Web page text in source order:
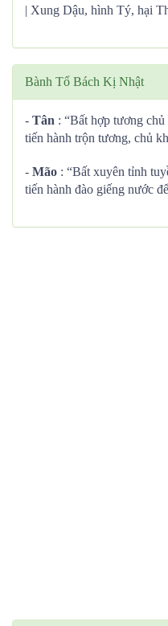
| Xung Dậu, hình Tý, hại
Bành Tổ Bách Kị Nhật
- Tân : “Bất hợp tương
tiến hành trộn tương, chủ
- Mão : “Bất xuyên tỉnh
tiến hành đào giếng nước